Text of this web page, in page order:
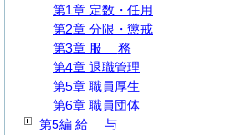
第1章 定数・任用
第2章 分限・懲戒
第3章 服 務
第4章 退職管理
第5章 職員厚生
第6章 職員団体
第5編 給 与